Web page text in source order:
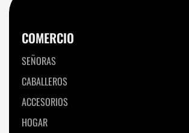
COMERCIO
SEÑORAS
CABALLEROS
ACCESORIOS
HOGAR